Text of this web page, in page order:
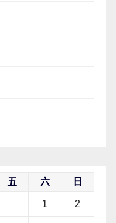
五 六 日
1 2